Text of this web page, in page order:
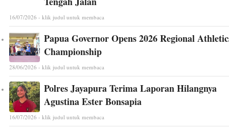
16/07/2026 - klik judul untuk membaca
Papua Governor Opens 2026 Regional
Championship
28/06/2026 - klik judul untuk membaca
Polres Jayapura Terima Laporan Hilangnya
Agustina Ester Bonsapia
16/07/2026 - klik judul untuk membaca